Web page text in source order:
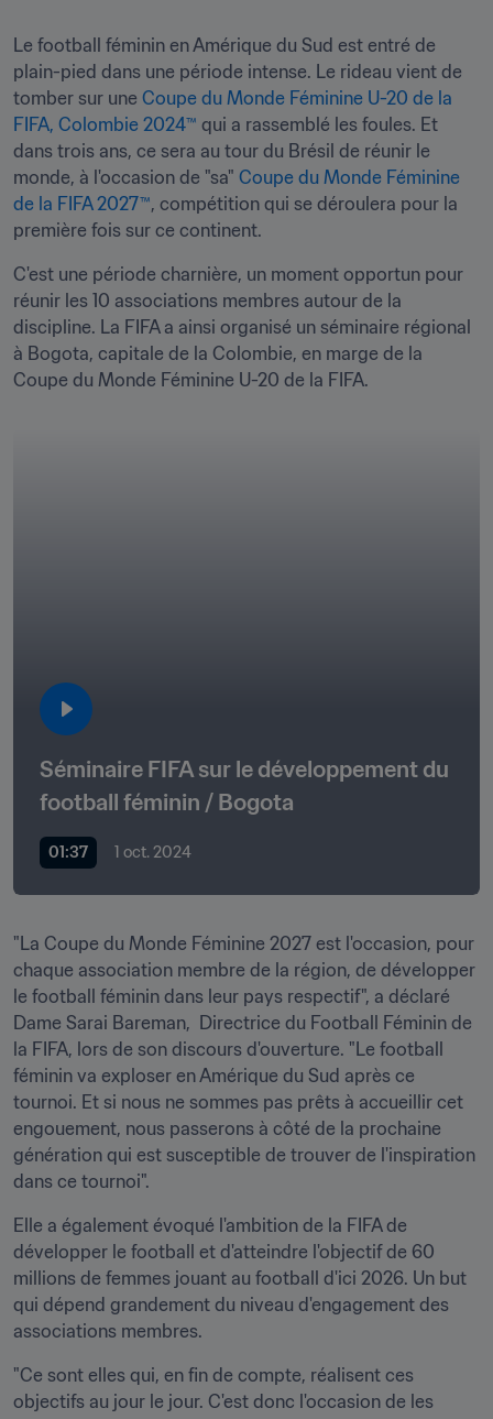
Le football féminin en Amérique du Sud est entré de
plain-pied dans une période intense. Le rideau vient de
tomber sur une Coupe du Monde Féminine U-20 de la
FIFA, Colombie 2024™ qui a rassemblé les foules. Et
dans trois ans, ce sera au tour du Brésil de réunir le
monde, à l'occasion de "sa" Coupe du Monde Féminine
de la FIFA 2027™, compétition qui se déroulera pour la
première fois sur ce continent.
C'est une période charnière, un moment opportun pour
réunir les 10 associations membres autour de la
discipline. La FIFA a ainsi organisé un séminaire régional
à Bogota, capitale de la Colombie, en marge de la
Coupe du Monde Féminine U-20 de la FIFA.
Séminaire FIFA sur le développement du
football féminin / Bogota
01:37 1 oct. 2024
"La Coupe du Monde Féminine 2027 est l'occasion, pour
chaque association membre de la région, de développer
le football féminin dans leur pays respectif", a déclaré
Dame Sarai Bareman,  Directrice du Football Féminin de
la FIFA, lors de son discours d'ouverture. "Le football
féminin va exploser en Amérique du Sud après ce
tournoi. Et si nous ne sommes pas prêts à accueillir cet
engouement, nous passerons à côté de la prochaine
génération qui est susceptible de trouver de l'inspiration
dans ce tournoi".
Elle a également évoqué l'ambition de la FIFA de
développer le football et d'atteindre l'objectif de 60
millions de femmes jouant au football d'ici 2026. Un but
qui dépend grandement du niveau d'engagement des
associations membres.
"Ce sont elles qui, en fin de compte, réalisent ces
objectifs au jour le jour. C'est donc l'occasion de les